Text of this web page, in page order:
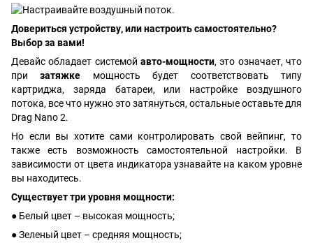
Довериться устройству, или настроить самостоятельно?
Выбор за вами!
Девайс обладает системой авто-мощности, это означает, что
призатяжке мощность будет соответствовать типу
картриджа, заряда батареи, или настройке воздушного
потока, все что нужно это затянуться, остальные оставьте для
Drag Nano 2.
Но если вы хотите сами контролировать свой вейпинг, то
также есть возможность самостоятельной настройки. В
зависимости от цвета индикатора узнавайте на каком уровне
вы находитесь.
Существует три уровня мощности:
● Белый цвет – высокая мощность;
● Зеленый цвет – средняя мощность;